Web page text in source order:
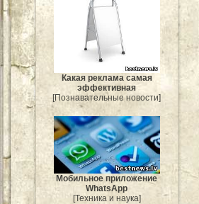
Какая реклама самая
эффективная
[Познавательные новости]
Мобильное приложение
WhatsApp
[Техника и наука]